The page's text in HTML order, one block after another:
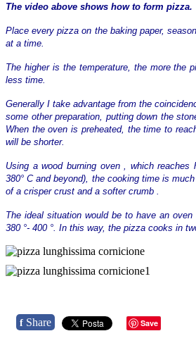
The video above shows how to form pizza.
Place every pizza on the baking paper,
at a time.
The higher is the temperature, the more the
less time.
Generally I take advantage from the
some other preparation, putting down the
When the oven is preheated, the time to
will be shorter.
Using a wood burning oven , which reaches
380° C and beyond), the cooking time is
of a crisper crust and a softer crumb .
The ideal situation would be to have an
380 °- 400 °. In this way, the pizza cooks in
f Share Save